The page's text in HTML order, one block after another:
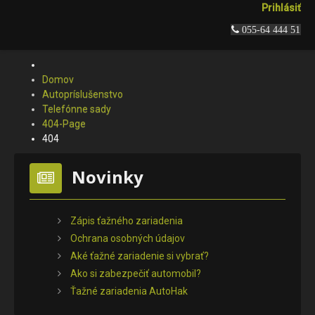
Prihlásiť
055-64 444 51
Domov
Autopríslušenstvo
Telefónne sady
404-Page
404
Novinky
Zápis ťažného zariadenia
Ochrana osobných údajov
Aké ťažné zariadenie si vybrať?
Ako si zabezpečiť automobil?
Ťažné zariadenia AutoHak